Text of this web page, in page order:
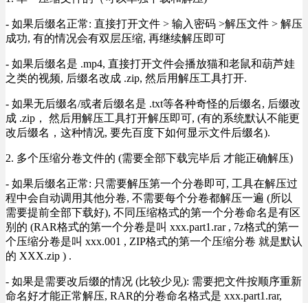
- 如果后缀名正常: 直接打开文件 > 输入密码 >解压文件 > 解压
成功, 有的情况会有双层压缩, 再继续解压即可
- 如果后缀名是 .mp4, 直接打开文件会播放猫和老鼠和葫芦娃
之类的视频, 后缀名改成 .zip, 然后用解压工具打开.
- 如果无后缀名/或者后缀名是 .txt等各种奇怪的后缀名, 后缀改
成 .zip， 然后用解压工具打开解压即可, (有的系统默认不能更
改后缀名，这种情况, 要先百度下如何显示文件后缀名).
2. 多个压缩分卷文件的 (需要全部下载完毕后 才能正确解压)
- 如果后缀名正常: 只需要解压第一个分卷即可, 工具在解压过
程中会自动调用其他分卷, 不需要每个分卷都解压一遍 (所以
需要提前全部下载好), 不同压缩格式的第一个分卷命名是有区
别的 (RAR格式的第一个分卷是叫 xxx.part1.rar , 7z格式的第一
个压缩分卷是叫 xxx.001 , ZIP格式的第一个压缩分卷 就是默认
的 XXX.zip ) .
- 如果是需要改后缀的情况 (比较少见): 需要把文件按顺序重新
命名好才能正常解压, RAR的分卷命名格式是 xxx.part1.rar,